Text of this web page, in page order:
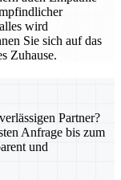
wird
Sie sich auf das
Zuhause.
Partner?
Anfrage bis zum
und